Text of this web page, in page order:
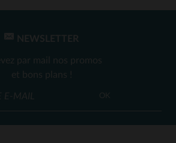
TAILLES DISPONIBLES
NEWSLETTER
par mail nos promos
et bons plans !
OK